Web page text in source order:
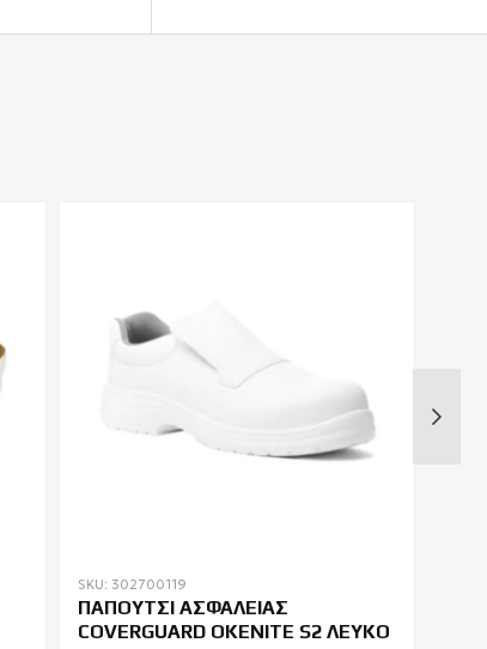
SKU: 302700119
ΠΑΠΟΥΤΣΙ ΑΣΦΑΛΕΙΑΣ
COVERGUARD OKENITE S2 ΛΕΥΚΟ